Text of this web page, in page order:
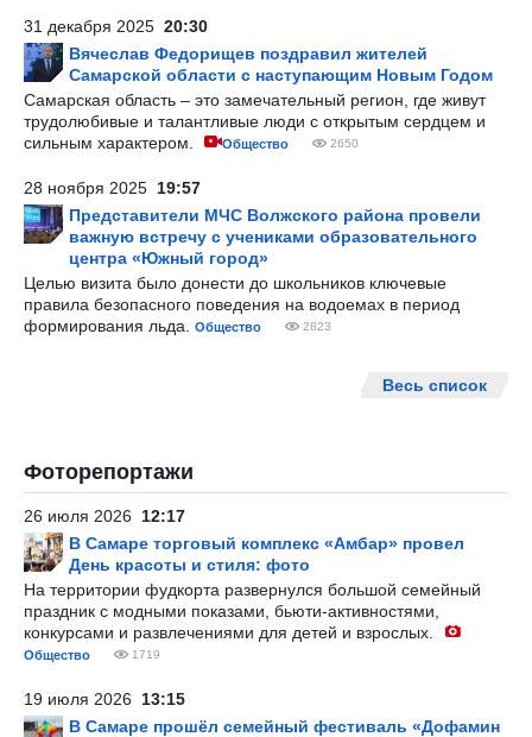
31 декабря 2025 20:30
Вячеслав Федорищев поздравил жителей
Самарской области с наступающим Новым Годом
Самарская область – это замечательный регион, где живут
трудолюбивые и талантливые люди с открытым сердцем и
сильным характером.
Общество 2650
28 ноября 2025 19:57
Представители МЧС Волжского района провели
важную встречу с учениками образовательного
центра «Южный город»
Целью визита было донести до школьников ключевые
правила безопасного поведения на водоемах в период
формирования льда.
Общество 2823
Весь список
Фоторепортажи
26 июля 2026 12:17
В Самаре торговый комплекс «Амбар» провел
День красоты и стиля: фото
На территории фудкорта развернулся большой семейный
праздник с модными показами, бьюти-активностями,
конкурсами и развлечениями для детей и взрослых.
Общество 1719
19 июля 2026 13:15
В Самаре прошёл семейный фестиваль «Дофамин